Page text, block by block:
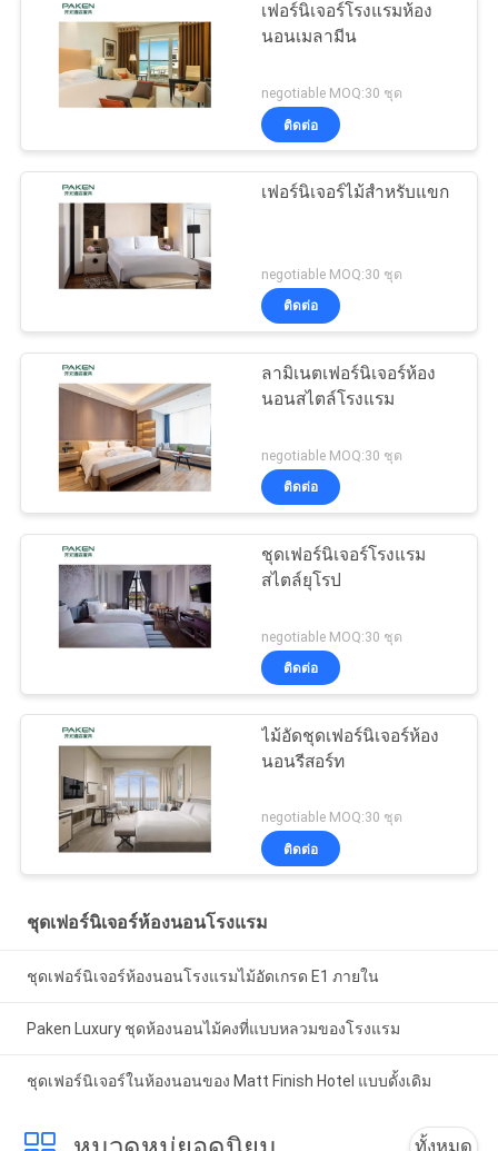
เฟอร์นิเจอร์โรงแรมห้อง
นอนเมลามีน
negotiable MOQ:30 ชุด
ติดต่อ
เฟอร์นิเจอร์ไม้สำหรับแขก
negotiable MOQ:30 ชุด
ติดต่อ
ลามิเนตเฟอร์นิเจอร์ห้อง
นอนสไตล์โรงแรม
negotiable MOQ:30 ชุด
ติดต่อ
ชุดเฟอร์นิเจอร์โรงแรม
สไตล์ยุโรป
negotiable MOQ:30 ชุด
ติดต่อ
ไม้อัดชุดเฟอร์นิเจอร์ห้อง
นอนรีสอร์ท
negotiable MOQ:30 ชุด
ติดต่อ
ชุดเฟอร์นิเจอร์ห้องนอนโรงแรม
ชุดเฟอร์นิเจอร์ห้องนอนโรงแรมไม้อัดเกรด E1 ภายใน
Paken Luxury ชุดห้องนอนไม้คงที่แบบหลวมของโรงแรม
ชุดเฟอร์นิเจอร์ในห้องนอนของ Matt Finish Hotel แบบดั้งเดิม
ทั้งหมด